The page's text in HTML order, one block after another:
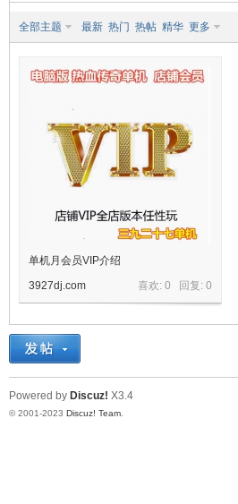
十
全部主题 最新 热门 热帖 精华 更多
单机月会员VIP介绍
喜欢: 0 回复: 0
3927dj.com
Powered by Discuz! X3.4
© 2001-2023 Discuz! Team.